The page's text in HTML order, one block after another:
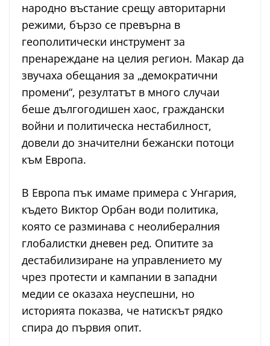
народно въстание срещу авторитарни
режими, бързо се превърна в
геополитически инструмент за
пренареждане на целия регион. Макар да
звучаха обещания за „демократични
промени“, резултатът в много случаи
беше дългогодишен хаос, граждански
войни и политическа нестабилност,
довели до значителни бежански потоци
към Европа.
В Европа пък имаме примера с Унгария,
където Виктор Орбан води политика,
която се разминава с неолибералния
глобалистки дневен ред. Опитите за
дестабилизиране на управлението му
чрез протести и кампании в западни
медии се оказаха неуспешни, но
историята показва, че натискът рядко
спира до първия опит.